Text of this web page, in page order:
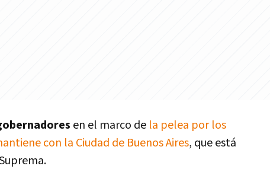
en el marco de la pelea por los
con la Ciudad de Buenos Aires, que está